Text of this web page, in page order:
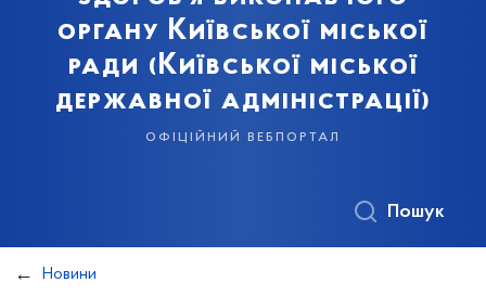
органу Київської міської
ради (Київської міської
державної адміністрації)
офіційний вебпортал
Пошук
Новини